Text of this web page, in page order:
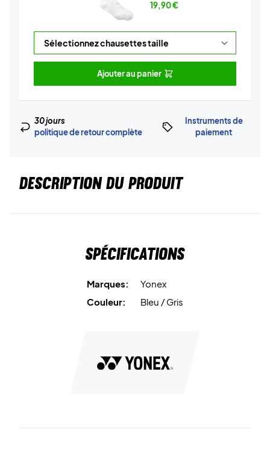
19,90€
Ajouter au panier
30 jours
politique de retour complète
Instruments de
paiement
DESCRIPTION DU PRODUIT
Spécifications
Marques:
Yonex
Couleur:
Bleu / Gris